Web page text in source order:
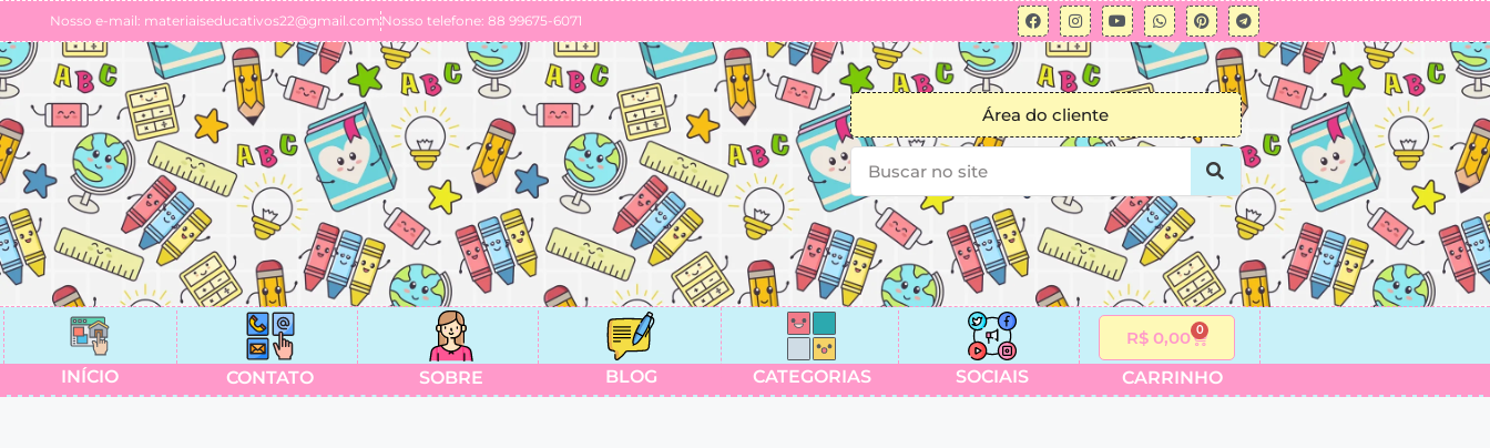
Nosso e-mail: materiaiseducativos22@gmail.com Nosso telefone: 88 99675-6071
Área do cliente
INÍCIO CONTATO SOBRE BLOG CATEGORIAS SOCIAIS
R$ 0,00 0
CARRINHO